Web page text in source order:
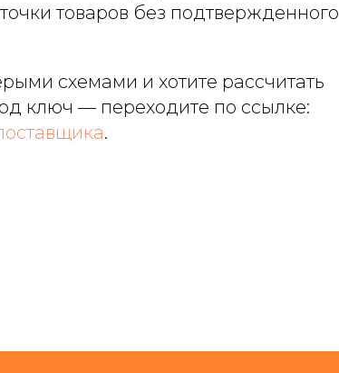
товаров без подтвержденного
схемами и хотите рассчитать
ключ — переходите по ссылке:
.